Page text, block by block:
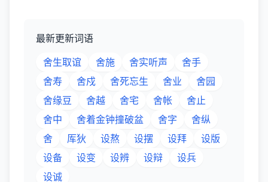
最新更新词语
舍生取谊
舍施 舍实听声
舍手
舍寿
舍戍 舍死忘生 舍业
舍园
舍缘豆
舍越 舍宅 舍帐
舍止
舍中
舍着金钟撞破盆 舍字
舍纵
舍
厍狄 设熬 设摆 设拜
设版
设备
设变 设辨 设辩
设兵
设诚